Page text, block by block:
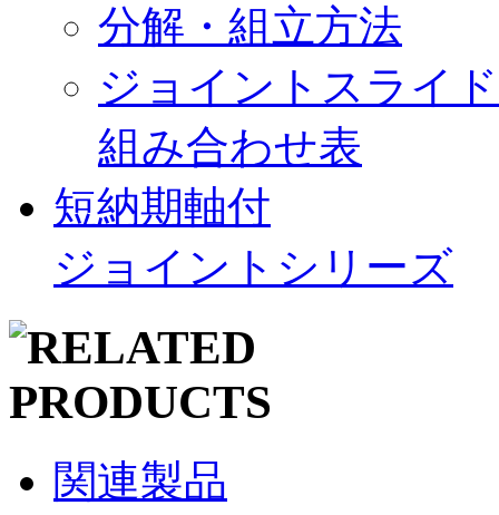
分解・組立方法
ジョイントスライ
組み合わせ表
短納期軸付
ジョイントシリーズ
関連製品